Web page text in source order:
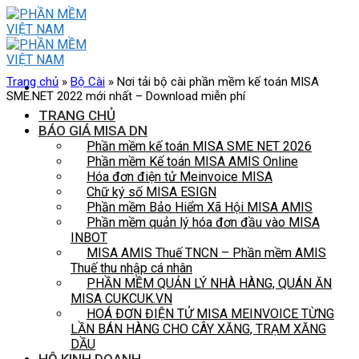
Skip
to
content
TRANG CHỦ
BÁO GIÁ MISA DN
Phần mềm kế toán MISA SME NET 2026
Phần mềm Kế toán MISA AMIS Online
Hóa đơn điện tử Meinvoice MISA
Chữ ký số MISA ESIGN
Phần mềm Bảo Hiểm Xã Hội MISA AMIS
Phần mềm quản lý hóa đơn đầu vào MISA
INBOT
MISA AMIS Thuế TNCN – Phần mềm AMIS
Thuế thu nhập cá nhân
PHẦN MỀM QUẢN LÝ NHÀ HÀNG, QUÁN ĂN
MISA CUKCUK.VN
HOÁ ĐƠN ĐIỆN TỬ MISA MEINVOICE TỪNG
LẦN BÁN HÀNG CHO CÂY XĂNG, TRẠM XĂNG
DẦU
Trang chủ » Bộ Cài » Nơi tải bộ cài phần mềm kế toán MISA
SME.NET 2022 mới nhất – Download miễn phí